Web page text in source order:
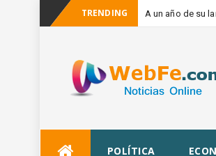
TRENDING A un año de su
POLÍTICA